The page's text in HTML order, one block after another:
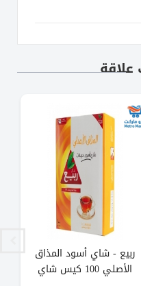
علاقة
ربيع - شاي أسود المذاق
الأصلي 100 كيس شاي